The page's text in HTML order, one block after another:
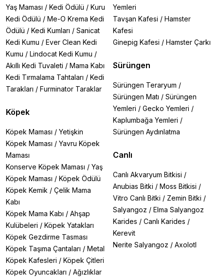
Yaş Maması / Kedi Ödülü / Kuru
Kedi Ödülü / Me-O Krema Kedi
Ödülü / Kedi Kumları / Sanicat
Kedi Kumu / Ever Clean Kedi
Kumu / Lindocat Kedi Kumu /
Akıllı Kedi Tuvaleti / Mama Kabı
Kedi Tırmalama Tahtaları / Kedi
Tarakları / Furminator Taraklar
Köpek
Köpek Maması / Yetişkin
Köpek Maması / Yavru Köpek
Maması
Konserve Köpek Maması / Yaş
Köpek Maması / Köpek Ödülü
Köpek Kemik / Çelik Mama
Kabı
Köpek Mama Kabı / Ahşap
Kulübeleri / Köpek Yatakları
Köpek Gezdirme Tasması
Köpek Taşıma Çantaları / Metal
Köpek Kafesleri / Köpek Çitleri
Köpek Oyuncakları / Ağızlıklar
Yemleri
Tavşan Kafesi / Hamster
Kafesi
Ginepig Kafesi / Hamster Çarkı
Sürüngen
Sürüngen Teraryum /
Sürüngen Matı / Sürüngen
Yemleri / Gecko Yemleri /
Kaplumbağa Yemleri /
Sürüngen Aydınlatma
Canlı
Canlı Akvaryum Bitkisi /
Anubias Bitki / Moss Bitkisi /
Vitro Canlı Bitki / Zemin Bitki /
Salyangoz / Elma Salyangoz
Karides / Canlı Karides /
Kerevit
Nerite Salyangoz / Axolotl